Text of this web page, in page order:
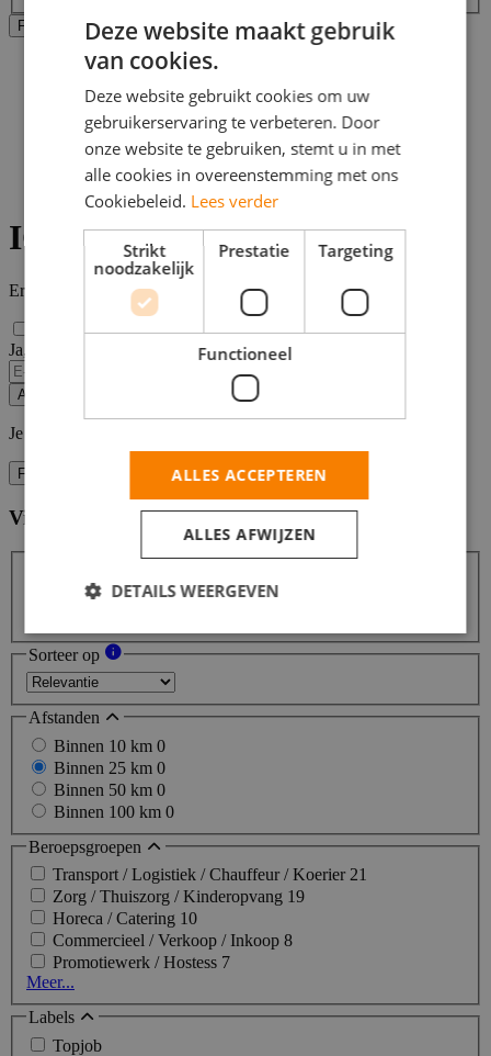
Filters Toepassen Alle filters wissen
Home
Bijbaan
Kerkrade
Ict vacatures
ICT vacatures Kerkrade
Er zijn ict vacatures in de buurt van Kerkrade gevonden.
Ja, email mij de nieuwste vacatures van deze zoekopdracht!
Alert opslaan
Je kunt vacature-alerts op elk moment uitzetten.
Filters
Vind hier de baan die bij jou past Filters
Sorteer op
Afstanden
Binnen 10 km 0
Binnen 25 km 0
Binnen 50 km 0
Binnen 100 km 0
Beroepsgroepen
Transport / Logistiek / Chauffeur / Koerier 21
Zorg / Thuiszorg / Kinderopvang 19
Horeca / Catering 10
Commercieel / Verkoop / Inkoop 8
Promotiewerk / Hostess 7
Meer...
Labels
Topjob
Deze website maakt gebruik
van cookies.
Deze website gebruikt cookies om uw
gebruikerservaring te verbeteren. Door
onze website te gebruiken, stemt u in met
alle cookies in overeenstemming met ons
Cookiebeleid. Lees verder
Strikt
noodzakelijk
Prestatie Targeting
Functioneel
ALLES ACCEPTEREN
ALLES AFWIJZEN
DETAILS WEERGEVEN